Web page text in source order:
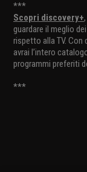
***
Scopri discovery+
guardare il meglio
rispetto alla TV. Con
avrai l’intero
programmi preferiti
***